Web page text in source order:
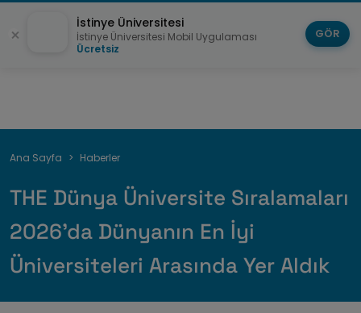
Sayfa
Ana Sayfa Haberler
THE Dünya Üniversite Sıralamaları
2026’da Dünyanın En İyi
Üniversiteleri Arasında Yer Aldık
İstinye Üniversitesi
İstinye Üniversitesi Mobil Uygulaması
Ücretsiz
GÖR